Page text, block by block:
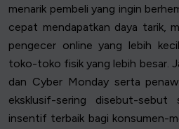
menarik pembeli yang ingin
cepat mendapatkan daya tarik,
pengecer online yang lebih
toko-toko fisik yang lebih besar.
dan Cyber Monday serta
eksklusif-sering disebut-sebut
insentif terbaik bagi konsumen-